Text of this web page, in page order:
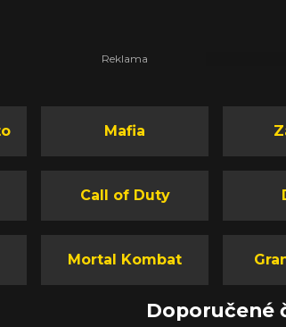
Mafia
Call of Duty
Mortal Kombat
Doporučené